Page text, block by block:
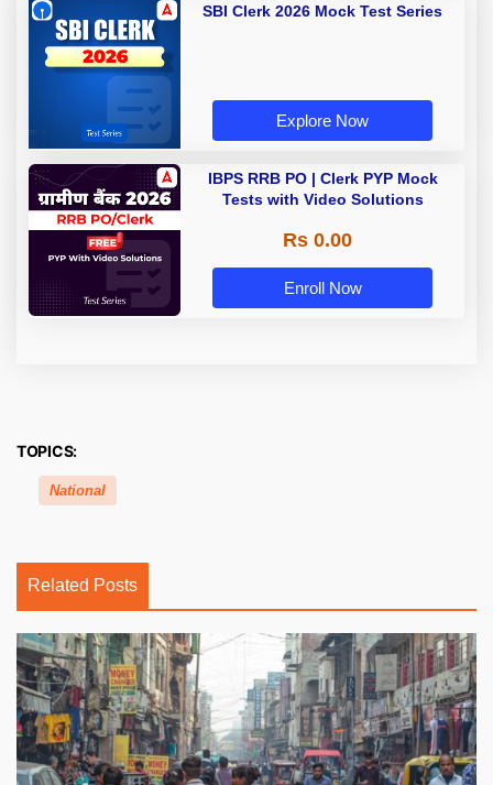
SBI Clerk 2026 Mock Test Series
Explore Now
IBPS RRB PO | Clerk PYP Mock
Tests with Video Solutions
Rs 0.00
Enroll Now
TOPICS:
National
Related Posts